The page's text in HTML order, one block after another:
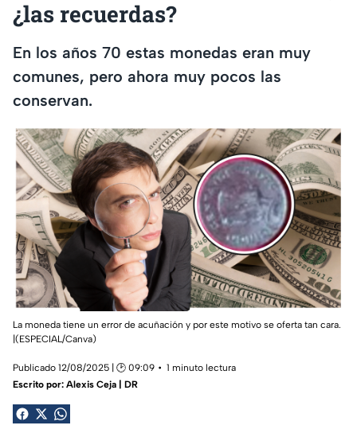
¿las recuerdas?
En los años 70 estas monedas eran muy
comunes, pero ahora muy pocos las
conservan.
La moneda tiene un error de acuñación y por este motivo se oferta tan cara.
|(ESPECIAL/Canva)
Publicado 12/08/2025 | 🕑 09:09
1 minuto lectura
Escrito por: Alexis Ceja | DR